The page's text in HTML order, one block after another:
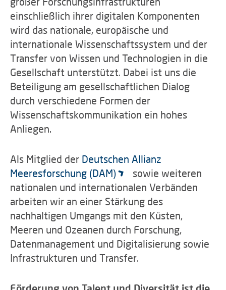
einschließlich ihrer digitalen Komponenten
wird das nationale, europäische und
internationale Wissenschaftssystem und der
Transfer von Wissen und Technologien in die
Gesellschaft unterstützt. Dabei ist uns die
Beteiligung am gesellschaftlichen Dialog
durch verschiedene Formen der
Wissenschaftskommunikation ein hohes
Anliegen.
Als Mitglied der Deutschen Allianz
Meeresforschung (DAM)
sowie weiteren
nationalen und internationalen Verbänden
arbeiten wir an einer Stärkung des
nachhaltigen Umgangs mit den Küsten,
Meeren und Ozeanen durch Forschung,
Datenmanagement und Digitalisierung sowie
Infrastrukturen und Transfer.